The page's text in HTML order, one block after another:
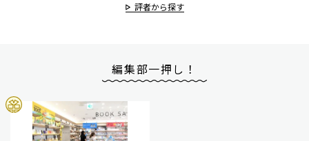
評者から探す
編集部一押し！